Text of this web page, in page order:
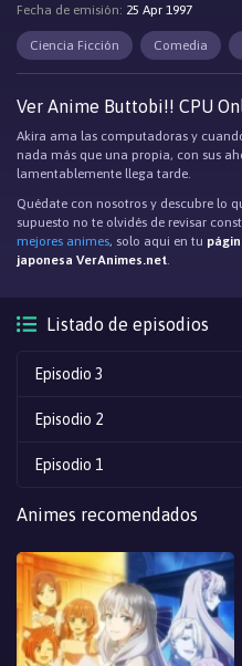
Fecha de emisión: 25 Apr 1997
Ciencia Ficción Comedia
Ver Anime Buttobi!! CPU
Akira ama las computadoras y
nada más que una propia, con sus
lamentablemente llega tarde.
Quédate con nosotros y descubre lo
supuesto no te olvidés de revisar
mejores animes, solo aqui en tu
japonesa VerAnimes.net.
Listado de episodios
Episodio 3
Episodio 2
Episodio 1
Animes recomendados